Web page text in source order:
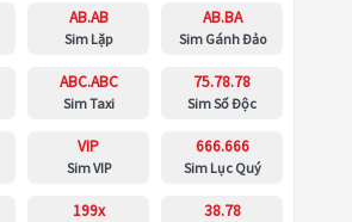
AB.AB
Sim Lặp
AB.BA
Sim Gánh Đảo
ABC.ABC
Sim Taxi
75.78.78
Sim Số Độc
VIP
Sim VIP
666.666
Sim Lục Quý
199x 38.78